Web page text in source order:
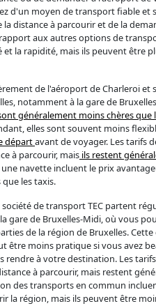
d'un moyen de transport fiable et
distance à parcourir et de la
aux autres options de
la rapidité, mais ils peuvent être
de l'aéroport de Charleroi et
notamment à la gare de
généralement moins chères que
elles sont souvent moins
départavant de voyager. Les tarifs
à parcourir, mais ils restent
navette incluent le prix
les taxis.
société de transport TEC partent
gare de Bruxelles-Midi, où vous
de la région de Bruxelles.
être moins pratique si vous avez
rendre à votre destination. Les
à parcourir, mais restent
des transports en commun
la région, mais ils peuvent être